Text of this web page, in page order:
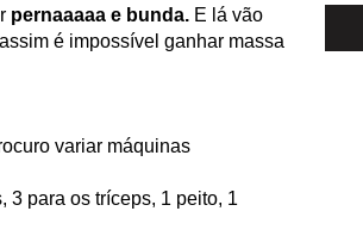
pernaaaaa e bunda. E lá vão
é impossível ganhar massa
variar máquinas
3 para os tríceps, 1 peito, 1